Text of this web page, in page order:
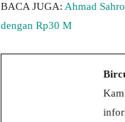
BACA JUGA: Ahmad
dengan Rp30 M